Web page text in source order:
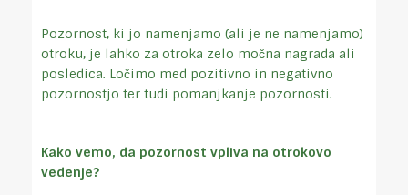
Pozornost, ki jo namenjamo (ali je ne namenjamo)
otroku, je lahko za otroka zelo močna nagrada ali
posledica. Ločimo med pozitivno in negativno
pozornostjo ter tudi pomanjkanje pozornosti.
Kako vemo, da pozornost vpliva na otrokovo
vedenje?